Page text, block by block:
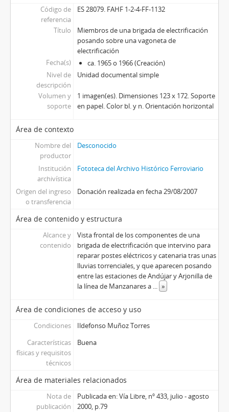
Código de
referencia
ES 28079. FAHF 1-2-4-FF-1132
Título
Miembros de una brigada de electrificación
posando sobre una vagoneta de
electrificación
Fecha(s)
ca. 1965 o 1966 (Creación)
Nivel de
descripción
Unidad documental simple
Volumen y
soporte
1 imagen(es). Dimensiones 123 x 172. Soporte
en papel. Color bl. y n. Orientación horizontal
Área de contexto
Nombre del
productor
Desconocido
Institución
archivística
Fototeca del Archivo Histórico Ferroviario
Origen del ingreso
o transferencia
Donación realizada en fecha 29/08/2007
Área de contenido y estructura
Alcance y
contenido
Vista frontal de los componentes de una
brigada de electrificación que intervino para
reparar postes eléctricos y catenaria tras unas
lluvias torrenciales, y que aparecen posando
entre las estaciones de Andújar y Arjonilla de
la línea de Manzanares a ... »
Área de condiciones de acceso y uso
Condiciones
Ildefonso Muñoz Torres
Características
físicas y requisitos
técnicos
Buena
Área de materiales relacionados
Nota de
publicación
Publicada en: Vía Libre, nº 433, julio - agosto
2000, p.79